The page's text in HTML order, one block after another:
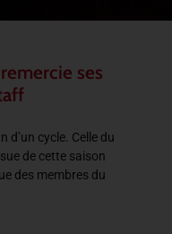
ses
d’un cycle. Celle du
de cette saison
des membres du